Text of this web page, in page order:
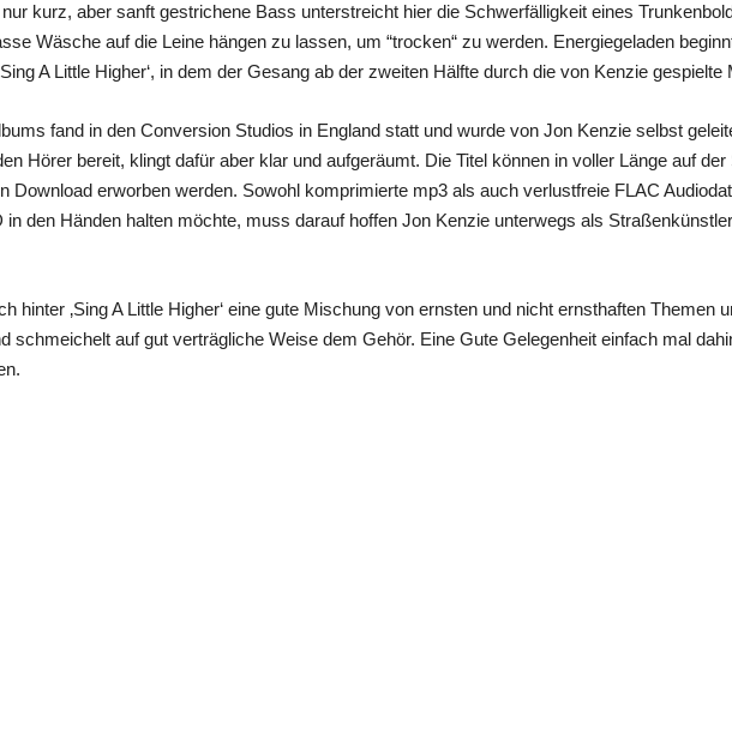
nur kurz, aber sanft gestrichene Bass unterstreicht hier die Schwerfälligkeit eines
Wäsche auf die Leine hängen zu lassen, um “trocken“ zu werden. Energiegeladen
A Little Higher‘, in dem der Gesang ab der zweiten Hälfte durch die von Kenzie
fand in den Conversion Studios in England statt und wurde von Jon Kenzie selbst
Hörer bereit, klingt dafür aber klar und aufgeräumt. Die Titel können in voller Länge auf
Download erworben werden. Sowohl komprimierte mp3 als auch verlustfreie FLAC
in den Händen halten möchte, muss darauf hoffen Jon Kenzie unterwegs als
hinter ‚Sing A Little Higher‘ eine gute Mischung von ernsten und nicht ernsthaften Themen
schmeichelt auf gut verträgliche Weise dem Gehör. Eine Gute Gelegenheit einfach mal